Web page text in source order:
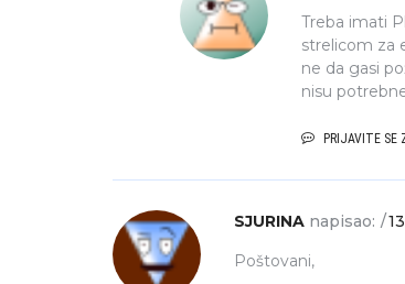
Treba imati
strelicom za
ne da gasi
nisu
PRIJAVITE SE
SJURINA napisao:
Poštovani,
SEMINARI I KONFERENCIJE
POZIV: Edukacija